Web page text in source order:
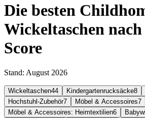
Die besten
Wickeltaschen nach
Score
Stand: August 2026
Wickeltaschen44 Kindergartenrucksäcke8
Hochstuhl-Zubehör7 Möbel & Accessoires7
Möbel & Accessoires: Heimtextilien6